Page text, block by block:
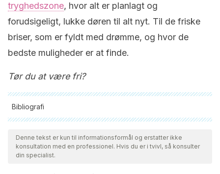
tryghedszone, hvor alt er planlagt og
forudsigeligt, lukke døren til alt nyt. Til de friske
briser, som er fyldt med drømme, og hvor de
bedste muligheder er at finde.
Tør du at være fri?
Bibliografi
Alle citerede kilder blev grundigt gennemgået af vores team
for at sikre deres kvalitet, pålidelighed, aktualitet og validitet.
Bibliografien i denne artikel blev betragtet som pålidelig og af
Denne tekst er kun til informationsformål og erstatter ikke
konsultation med en professionel. Hvis du er i tvivl, så konsulter
din specialist.